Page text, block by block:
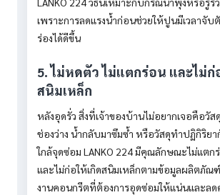
เพราะการลดแรงน้ำก่อนช่วยให้ปูนมีเวลาจับ
ร่องได้ดีขึ้น
5. ไม่หดตัว ไม่แตกร่อน และไม่ก่
สนิมเหล็ก
หลังอุดรั่ว สิ่งที่เจ้าของบ้านไม่อยากเจอคือวัส
ช่องว่าง น้ำกลับมาซึมซ้ำ หรือวัสดุทำปฏิกิริยา
ใกล้จุดซ่อม LANKO 224 มีคุณลักษณะไม่แตก
และไม่ก่อให้เกิดสนิมเหล็กตามข้อมูลผลิตภัณ
งานคอนกรีตที่ต้องการอุดซ่อมให้แน่นและลด